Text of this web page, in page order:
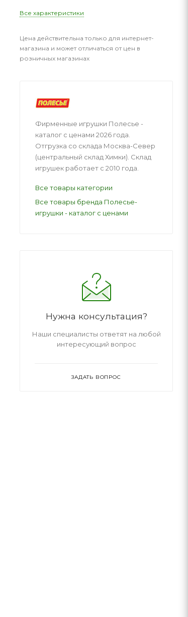
Все характеристики
Цена действительна только для интернет-
магазина и может отличаться от цен в
розничных магазинах
Фирменные игрушки Полесье -
каталог с ценами 2026 года.
Отгрузка со склада Москва-Север
(центральный склад Химки). Склад
игрушек работает с 2010 года.
Все товары категории
Все товары бренда Полесье-
игрушки - каталог с ценами
Нужна консультация?
Наши специалисты ответят на любой
интересующий вопрос
ЗАДАТЬ ВОПРОС